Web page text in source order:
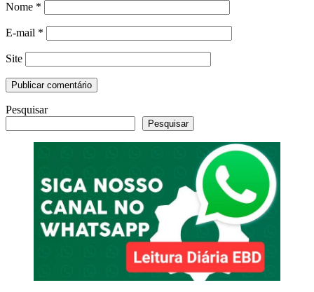
Nome *
E-mail *
Site
Pesquisar
Pesquisar